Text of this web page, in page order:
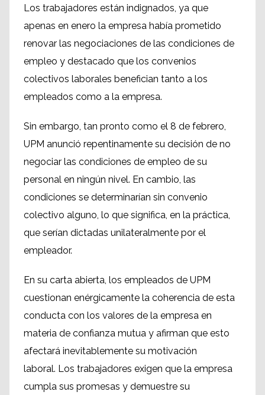
Los trabajadores están indignados, ya que
apenas en enero la empresa había prometido
renovar las negociaciones de las condiciones de
empleo y destacado que los convenios
colectivos laborales benefician tanto a los
empleados como a la empresa.
Sin embargo, tan pronto como el 8 de febrero,
UPM anunció repentinamente su decisión de no
negociar las condiciones de empleo de su
personal en ningún nivel. En cambio, las
condiciones se determinarían sin convenio
colectivo alguno, lo que significa, en la práctica,
que serían dictadas unilateralmente por el
empleador.
En su carta abierta, los empleados de UPM
cuestionan enérgicamente la coherencia de esta
conducta con los valores de la empresa en
materia de confianza mutua y afirman que esto
afectará inevitablemente su motivación
laboral. Los trabajadores exigen que la empresa
cumpla sus promesas y demuestre su